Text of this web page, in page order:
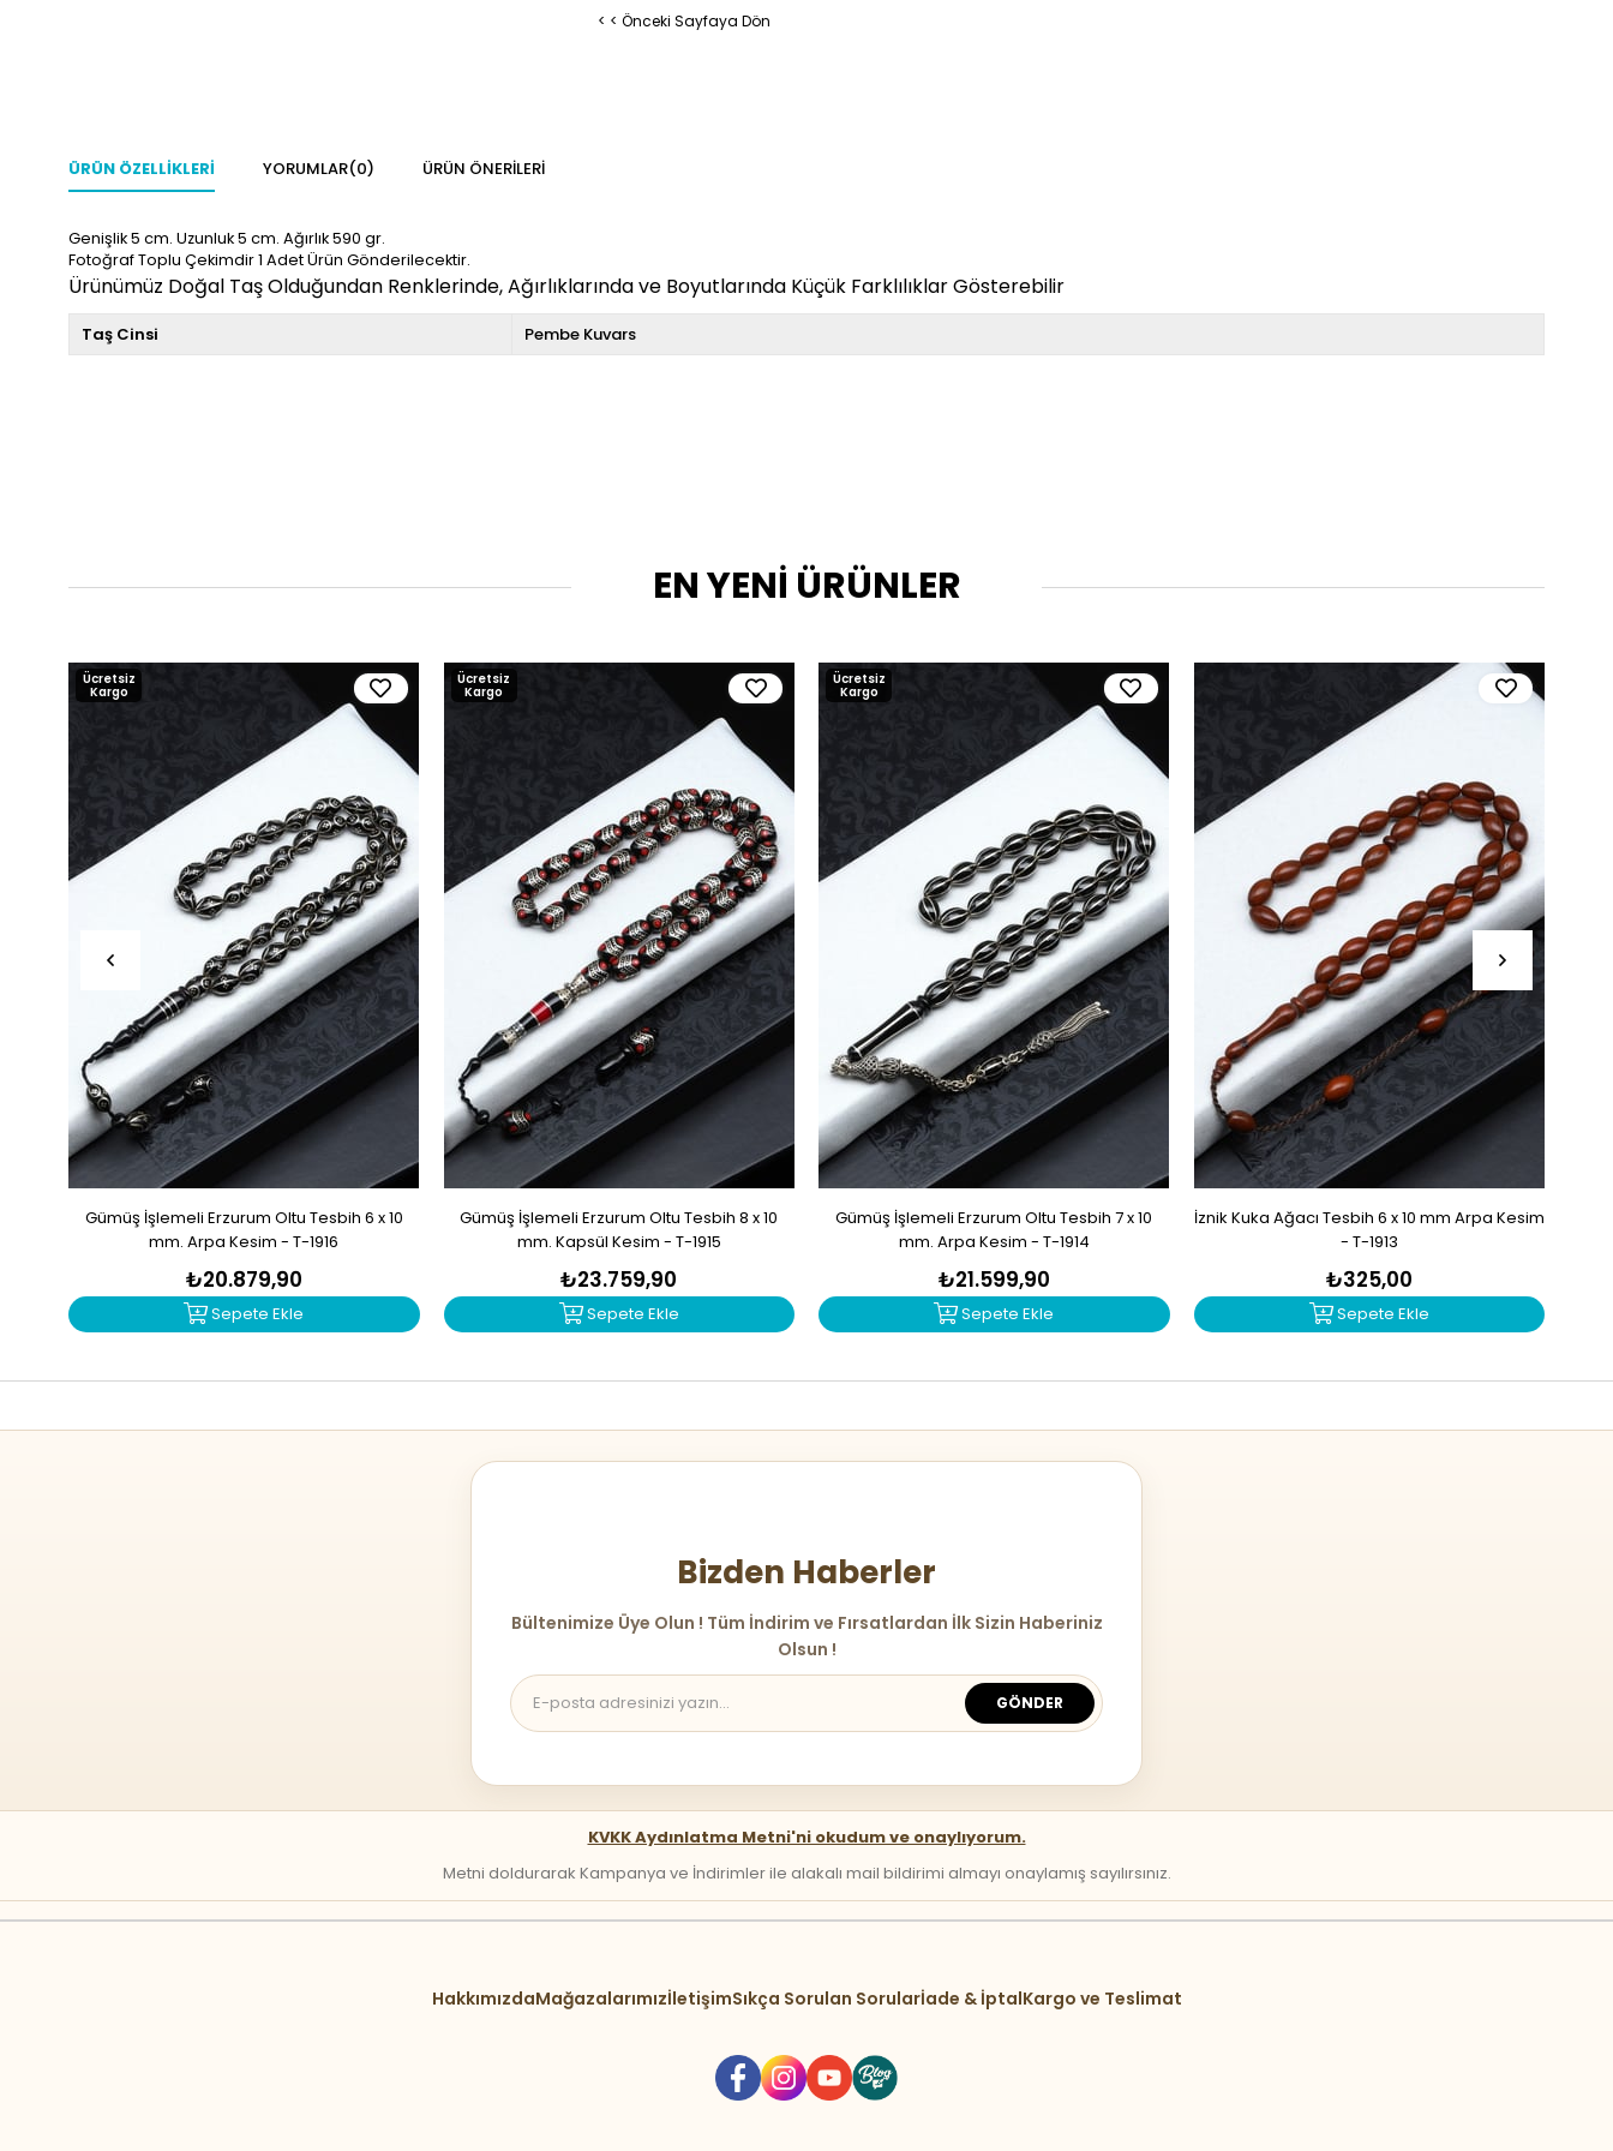
< < Önceki Sayfaya Dön
ÜRÜN ÖZELLIKLERI YORUMLAR(0) ÜRÜN ÖNERILERI
Genişlik 5 cm. Uzunluk 5 cm. Ağırlık 590 gr.
Fotoğraf Toplu Çekimdir 1 Adet Ürün Gönderilecektir.
Ürünümüz Doğal Taş Olduğundan Renklerinde, Ağırlıklarında ve Boyutlarında Küçük Farklılıklar Gösterebilir
Taş Cinsi Pembe Kuvars
EN YENİ ÜRÜNLER
Gümüş İşlemeli Erzurum Oltu Tesbih 6 x 10
mm. Arpa Kesim - T-1916
₺20.879,90
Sepete Ekle
Ücretsiz
Kargo
Gümüş İşlemeli Erzurum Oltu Tesbih 8 x 10
mm. Kapsül Kesim - T-1915
₺23.759,90
Sepete Ekle
Ücretsiz
Kargo
Gümüş İşlemeli Erzurum Oltu Tesbih 7 x 10
mm. Arpa Kesim - T-1914
₺21.599,90
Sepete Ekle
Ücretsiz
Kargo
İznik Kuka Ağacı Tesbih 6 x 10 mm Arpa Kesim
- T-1913
₺325,00
Sepete Ekle
Bizden Haberler
Bültenimize Üye Olun ! Tüm İndirim ve Fırsatlardan İlk Sizin Haberiniz
Olsun !
GÖNDER
KVKK Aydınlatma Metni'ni okudum ve onaylıyorum.
Metni doldurarak Kampanya ve İndirimler ile alakalı mail bildirimi almayı onaylamış sayılırsınız.
HakkımızdaMağazalarımızİletişimSıkça Sorulan Sorularİade & İptalKargo ve Teslimat